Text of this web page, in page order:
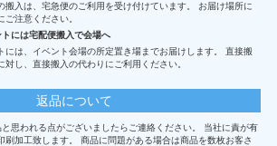
搬入は、宅急便のご利用を受け付けています。 お届け場所に
ご注意ください。
には宅配便搬入で会場へ
には、イベント会場の所定置き場までお届けします。 直接搬
対し、直接搬入の代わりにご利用ください。
返品について
思われる点がございましたらご連絡ください。 当社に責が有
刷加工致します。 商品に問題がある場合は商品を数枚お客さ